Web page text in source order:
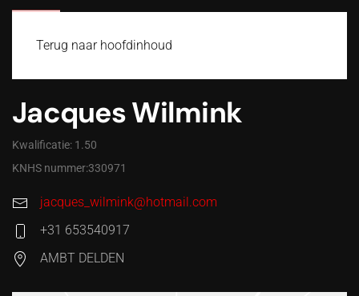
Terug naar hoofdinhoud
Jacques Wilmink
Kwalificatie: 1.50
KNHS nummer:330971
jacques_wilmink@hotmail.com
+31 653540917
AMBT DELDEN